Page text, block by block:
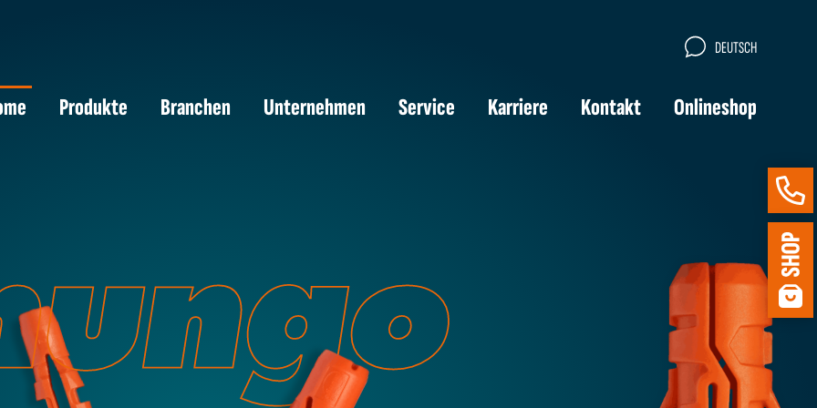
DEUTSCH
Produkte Branchen Unternehmen Service Karriere Kontakt Onlineshop